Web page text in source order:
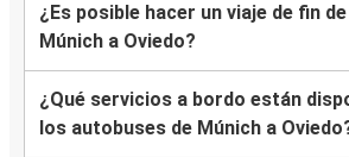
¿Es posible hacer un viaje de fin
Múnich a Oviedo?
¿Qué servicios a bordo están
los autobuses de Múnich a